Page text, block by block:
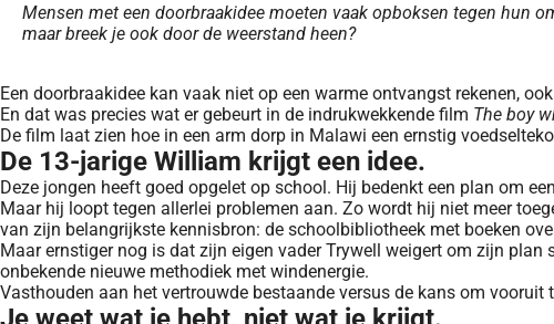
Mensen met een doorbraakidee moeten vaak opboksen tegen hun
maar breek je ook door de weerstand heen?
Een doorbraakidee kan vaak niet op een warme ontvangst rekenen,
En dat was precies wat er gebeurt in de indrukwekkende film The boy
De film laat zien hoe in een arm dorp in Malawi een ernstig
De 13-jarige William krijgt een idee.
Deze jongen heeft goed opgelet op school. Hij bedenkt een plan om
Maar hij loopt tegen allerlei problemen aan. Zo wordt hij niet meer
van zijn belangrijkste kennisbron: de schoolbibliotheek met boeken
Maar ernstiger nog is dat zijn eigen vader Trywell weigert om zijn
onbekende nieuwe methodiek met windenergie.
Vasthouden aan het vertrouwde bestaande versus de kans om